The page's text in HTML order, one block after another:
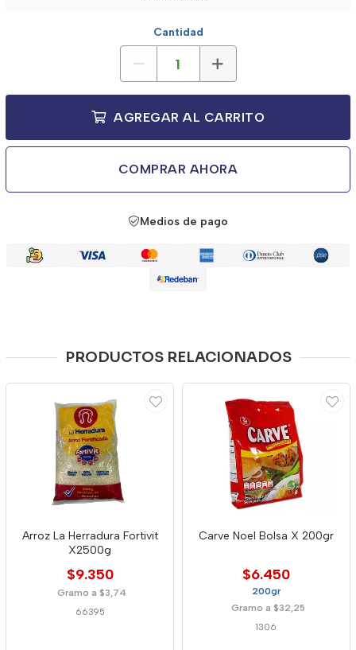
Cantidad
AGREGAR AL CARRITO
COMPRAR AHORA
Medios de pago
PRODUCTOS RELACIONADOS
Arroz La Herradura Fortivit
X2500g
$9.350
Gramo a $3,74
66395
Carve Noel Bolsa X 200gr
$6.450
200gr
Gramo a $32,25
1306